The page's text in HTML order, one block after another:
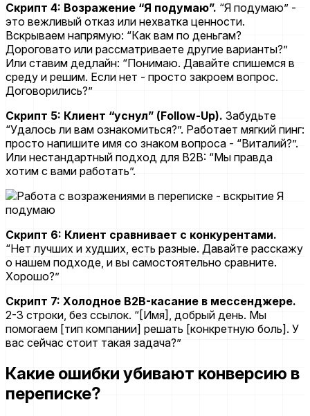
Скрипт 4: Возражение “Я подумаю”. “Я подумаю” -
это вежливый отказ или нехватка ценности.
Вскрываем напрямую: “Как вам по деньгам?
Дороговато или рассматриваете другие варианты?”
Или ставим дедлайн: “Понимаю. Давайте спишемся в
среду и решим. Если нет - просто закроем вопрос.
Договорились?”
Скрипт 5: Клиент “уснул” (Follow-Up). Забудьте
“Удалось ли вам ознакомиться?”. Работает мягкий пинг:
просто напишите имя со знаком вопроса - “Виталий?”.
Или нестандартный подход для B2B: “Мы правда
хотим с вами работать”.
Скрипт 6: Клиент сравнивает с конкурентами.
“Нет лучших и худших, есть разные. Давайте расскажу
о нашем подходе, и вы самостоятельно сравните.
Хорошо?”
Скрипт 7: Холодное B2B-касание в мессенджере.
2-3 строки, без ссылок. “[Имя], добрый день. Мы
помогаем [тип компании] решать [конкретную боль]. У
вас сейчас стоит такая задача?”
Какие ошибки убивают конверсию в
переписке?